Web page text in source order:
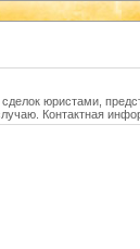
юристами,
Контактная